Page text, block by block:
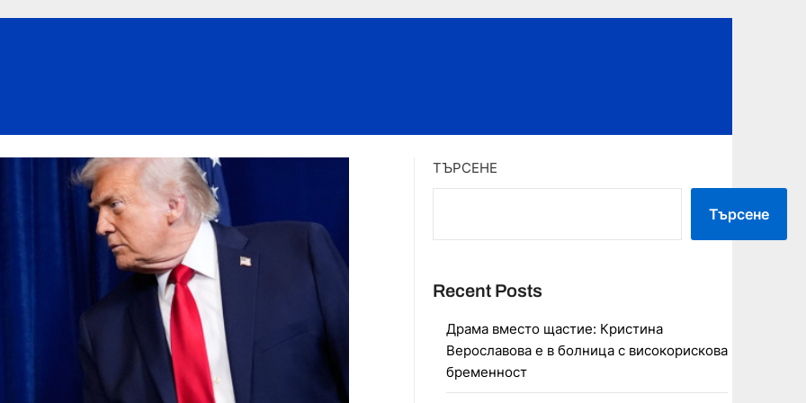
ТЪРСЕНЕ
Търсене
Recent Posts
Драма вместо щастие: Кристина
Верославова е в болница с високорискова
бременност